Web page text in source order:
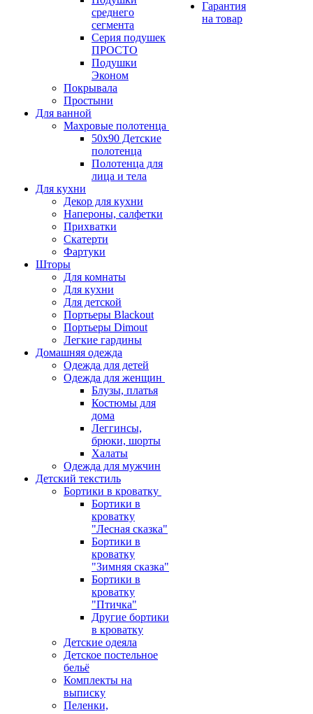
среднего
сегмента
Серия подушек
ПРОСТО
Подушки
Эконом
Покрывала
Простыни
Для ванной
Махровые полотенца
50х90 Детские
полотенца
Полотенца для
лица и тела
Для кухни
Декор для кухни
Напероны, салфетки
Прихватки
Скатерти
Фартуки
Шторы
Для комнаты
Для кухни
Для детской
Портьеры Blackout
Портьеры Dimout
Легкие гардины
Домашняя одежда
Одежда для детей
Одежда для женщин
Блузы, платья
Костюмы для
дома
Леггинсы,
брюки, шорты
Халаты
Одежда для мужчин
Детский текстиль
Бортики в кроватку
Бортики в
кроватку
"Лесная сказка"
Бортики в
кроватку
"Зимняя сказка"
Бортики в
кроватку
"Птичка"
Другие бортики
в кроватку
Детские одеяла
Детское постельное
бельё
Комплекты на
выписку
Пеленки,
Гарантия
на товар